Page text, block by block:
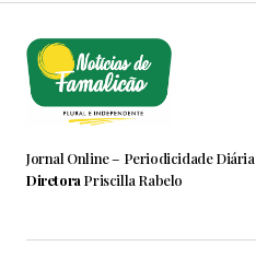
Jornal Online – Periodicidade Diária
DiretoraPriscilla Rabelo